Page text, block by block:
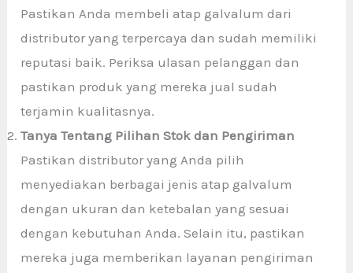
Pastikan Anda membeli atap galvalum dari
distributor yang terpercaya dan sudah memiliki
reputasi baik. Periksa ulasan pelanggan dan
pastikan produk yang mereka jual sudah
terjamin kualitasnya.
Tanya Tentang Pilihan Stok dan Pengiriman
Pastikan distributor yang Anda pilih
menyediakan berbagai jenis atap galvalum
dengan ukuran dan ketebalan yang sesuai
dengan kebutuhan Anda. Selain itu, pastikan
mereka juga memberikan layanan pengiriman